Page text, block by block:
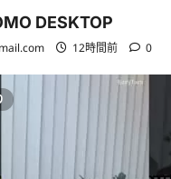
DESKTOP
12時間前 0